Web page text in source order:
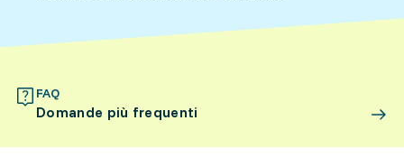
FAQ
Domande più frequenti